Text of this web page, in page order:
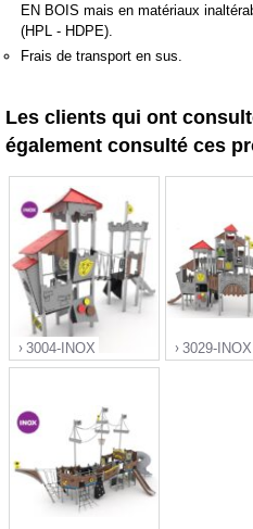
EN BOIS mais en matériaux
(HPL - HDPE).
Frais de transport en sus.
Les clients qui ont
également consulté ces
3004-INOX 3029-INOX